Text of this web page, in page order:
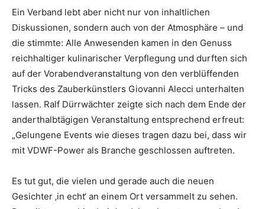
Ein Verband lebt aber nicht nur von inhaltlichen
Diskussionen, sondern auch von der Atmosphäre – und
die stimmte: Alle Anwesenden kamen in den Genuss
reichhaltiger kulinarischer Verpflegung und durften sich
auf der Vorabendveranstaltung von den verblüffenden
Tricks des Zauberkünstlers Giovanni Alecci unterhalten
lassen. Ralf Dürrwächter zeigte sich nach dem Ende der
anderthalbtägigen Veranstaltung entsprechend erfreut:
„Gelungene Events wie dieses tragen dazu bei, dass wir
mit VDWF-Power als Branche geschlossen auftreten.
Es tut gut, die vielen und gerade auch die neuen
Gesichter ‚in echt‘ an einem Ort versammelt zu sehen.